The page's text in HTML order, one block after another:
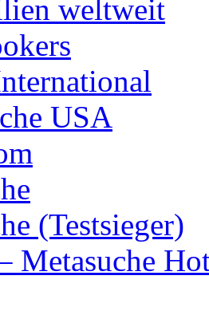
weltweit
USA
(Testsieger)
Metasuche